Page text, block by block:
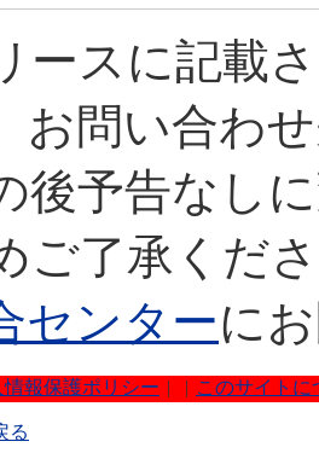
ースに記載
お問い合わ
後予告なし
ご了承くだ
センターに
情報保護ポリシー | | このサイトに
る